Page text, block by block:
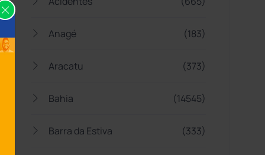
Anagé (183)
Aracatu (373)
Bahia (14545)
Barra da Estiva (333)